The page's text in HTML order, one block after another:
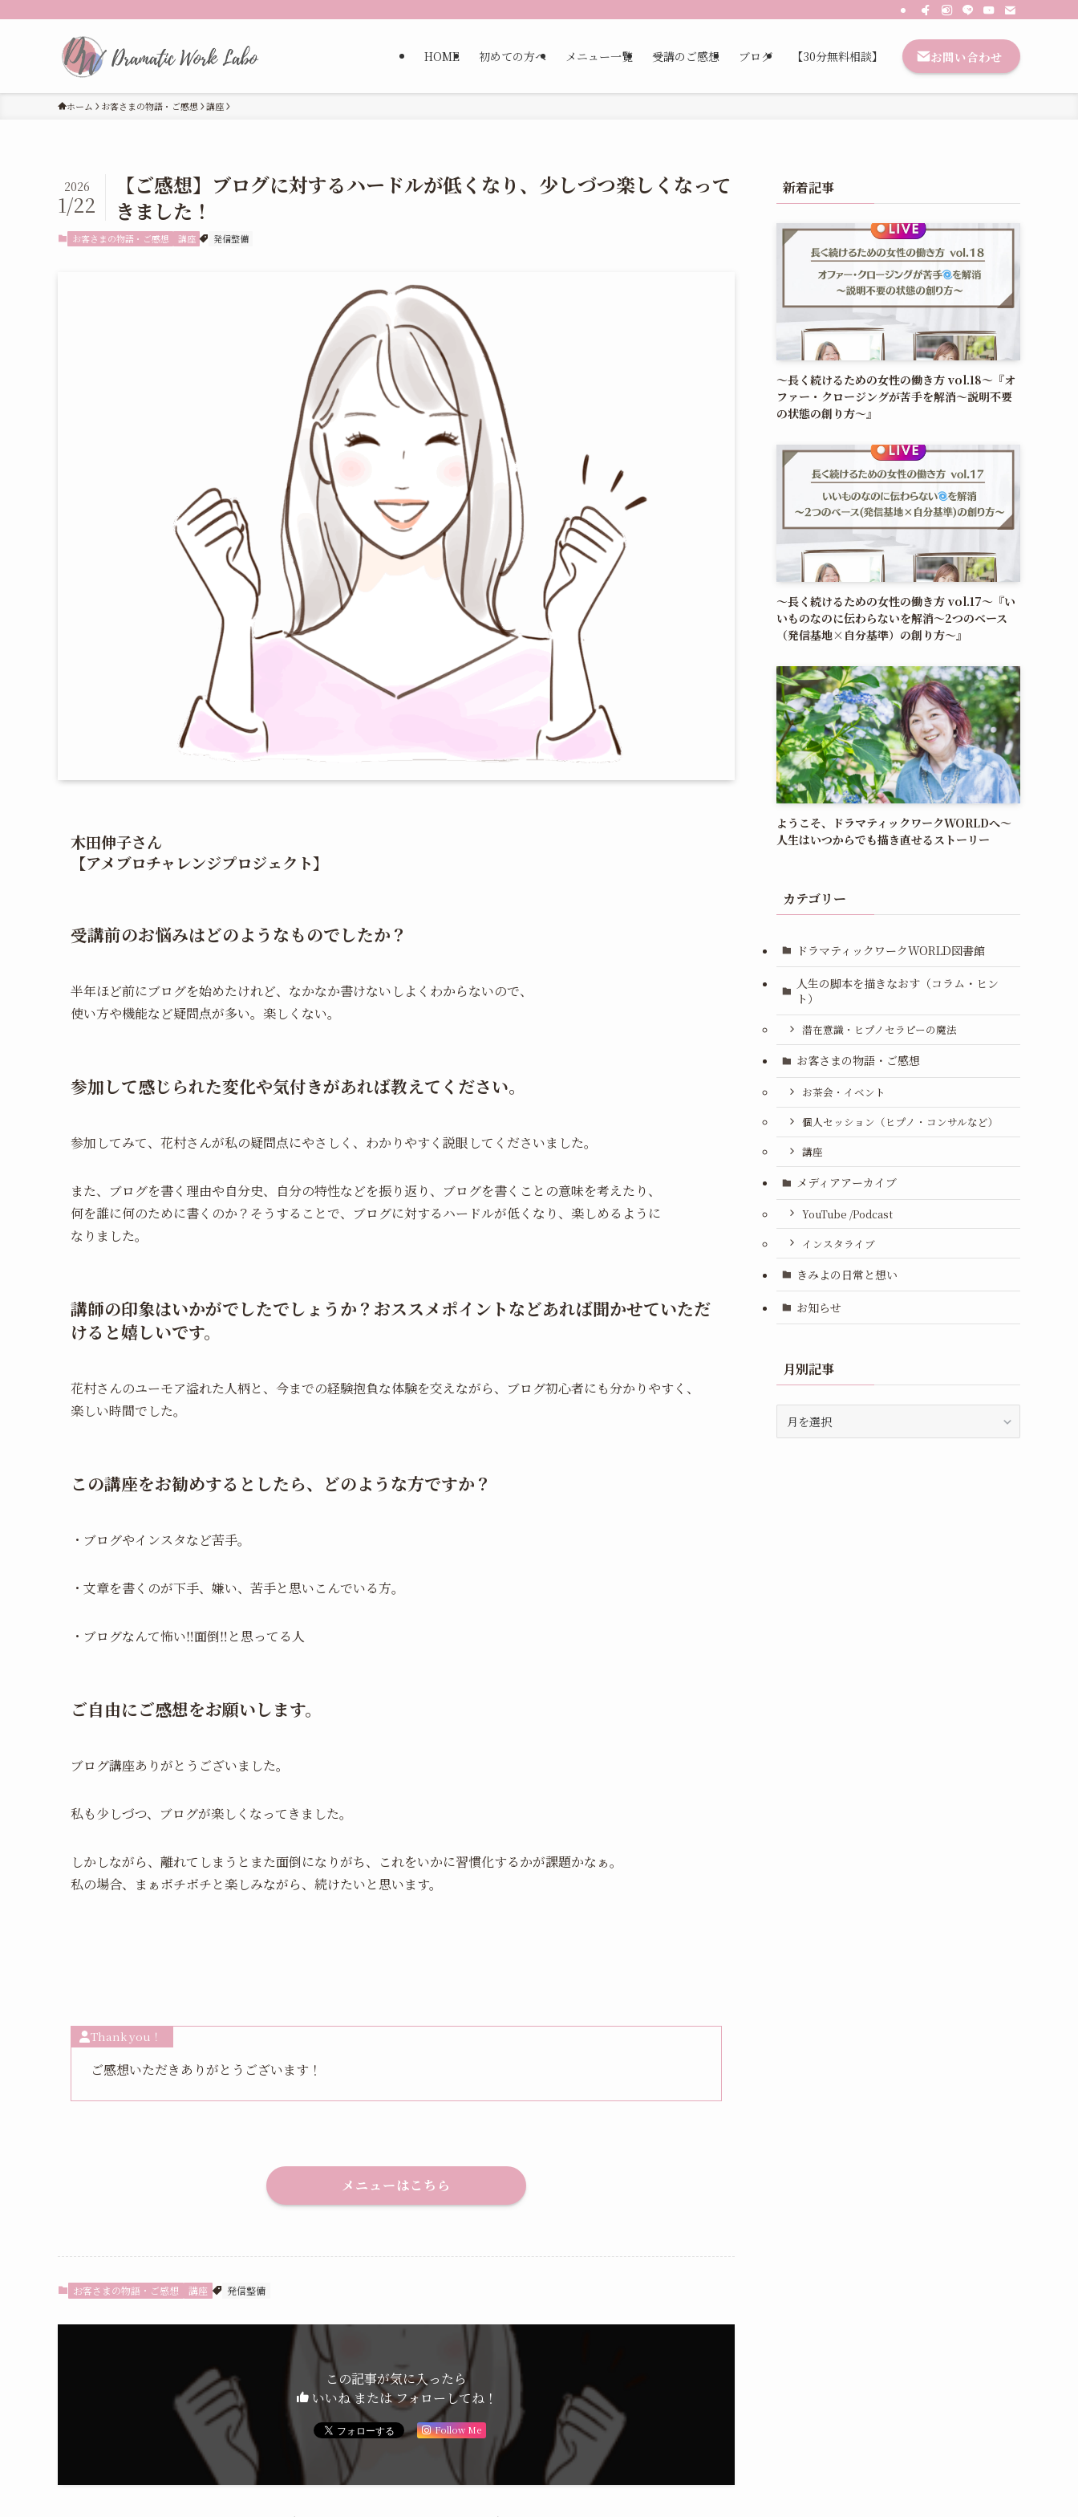
HOME 初めての方へ メニュー一覧 受講のご感想 ブログ 【30分無料相談】 お問い合わせ
ホーム お客さまの物語・ご感想 講座
【ご感想】ブログに対するハードルが低くなり、少しづつ楽しくなって
きました！
2026
1/22
お客さまの物語・ご感想 講座 発信整備
木田伸子さん
【アメブロチャレンジプロジェクト】
受講前のお悩みはどのようなものでしたか？
半年ほど前にブログを始めたけれど、なかなか書けないしよくわからないので、
使い方や機能など疑問点が多い。楽しくない。
参加して感じられた変化や気付きがあれば教えてください。
参加してみて、花村さんが私の疑問点にやさしく、わかりやすく説眼してくださいました。
また、ブログを書く理由や自分史、自分の特性などを振り返り、ブログを書くことの意味を考えたり、
何を誰に何のために書くのか？そうすることで、ブログに対するハードルが低くなり、楽しめるように
なりました。
講師の印象はいかがでしたでしょうか？おススメポイントなどあれば聞かせていただ
けると嬉しいです。
花村さんのユーモア溢れた人柄と、今までの経験抱負な体験を交えながら、ブログ初心者にも分かりやすく、
楽しい時間でした。
この講座をお勧めするとしたら、どのような方ですか？
・ブログやインスタなど苦手。
・文章を書くのが下手、嫌い、苦手と思いこんでいる方。
・ブログなんて怖い‼️面倒‼️と思ってる人
ご自由にご感想をお願いします。
ブログ講座ありがとうございました。
私も少しづつ、ブログが楽しくなってきました。
しかしながら、離れてしまうとまた面倒になりがち、これをいかに習慣化するかが課題かなぁ。
私の場合、まぁボチボチと楽しみながら、続けたいと思います。
Thank you！
ご感想いただきありがとうございます！
メニューはこちら
お客さまの物語・ご感想 講座 発信整備
この記事が気に入ったら
いいね または フォローしてね！
Follow Me
新着記事
〜長く続けるための女性の働き方 vol.18〜『オ
ファー・クロージングが苦手を解消～説明不要
の状態の創り方～』
〜長く続けるための女性の働き方 vol.17〜『い
いものなのに伝わらないを解消〜2つのベース
（発信基地×自分基準）の創り方〜』
ようこそ、ドラマティックワークWORLDへ〜
人生はいつからでも描き直せるストーリー
カテゴリー
ドラマティックワークWORLD図書館
人生の脚本を描きなおす（コラム・ヒン
ト）
潜在意識・ヒプノセラピーの魔法
お客さまの物語・ご感想
お茶会・イベント
個人セッション（ヒプノ・コンサルなど）
講座
メディアアーカイブ
YouTube /Podcast
インスタライブ
きみよの日常と想い
お知らせ
月別記事